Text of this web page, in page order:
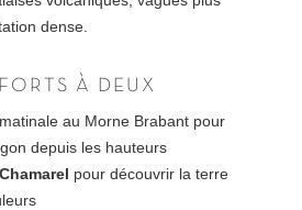
dense.
À DEUX
au Morne Brabant pour
depuis les hauteurs
Chamarel pour découvrir la terre